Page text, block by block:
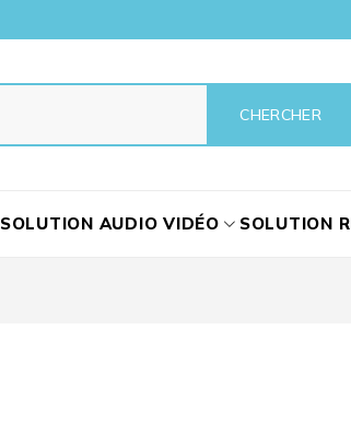
SOLUTION AUDIO VIDÉO SOLUTION